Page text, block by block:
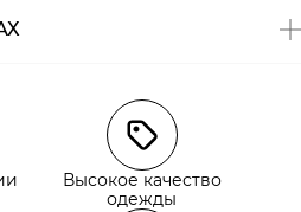
СДЭК
Высокое качество
одежды